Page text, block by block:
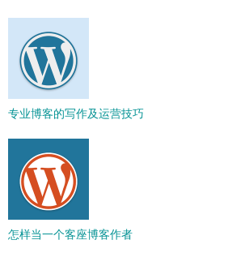
专业博客的写作及运营技巧
怎样当一个客座博客作者